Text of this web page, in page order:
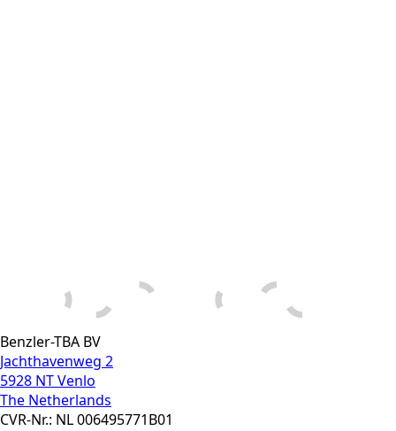
Benzler-TBA BV
Jachthavenweg 2
5928 NT Venlo
The Netherlands
CVR-Nr.: NL 006495771B01